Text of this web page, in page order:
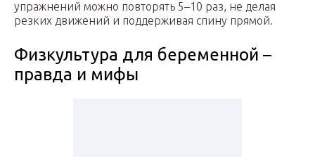
упражнений можно повторять 5–10 раз, не делая
резких движений и поддерживая спину прямой.
Физкультура для беременной –
правда и мифы